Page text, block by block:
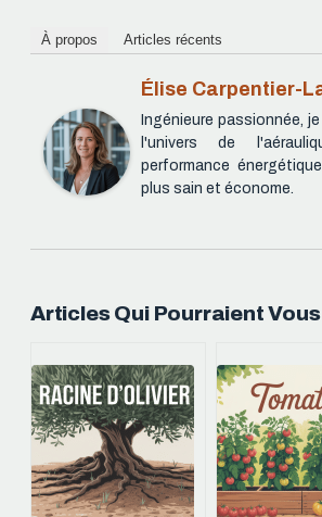
À propos Articles récents
Élise Carpentier-
Ingénieure passionnée,
l'univers de
performance
plus sain et économe.
Articles Qui Pourraient